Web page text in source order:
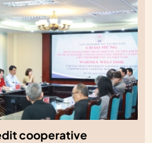
cooperative